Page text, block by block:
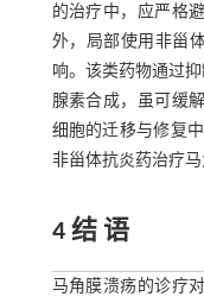
的治疗中，应严格
外，局部使用非甾
响。该类药物通过
腺素合成，虽可缓
细胞的迁移与修复
非甾体抗炎药治疗马
4 结 语
马角膜溃疡的诊疗